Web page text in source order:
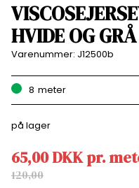
HVIDE OG
Varenummer: J12500b
8 meter
på lager
65,00DKKpr.
120,00